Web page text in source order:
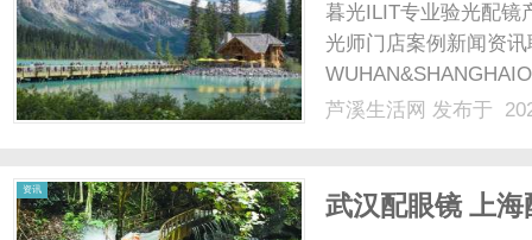
暮光ILIT专业验光配镜
光师门店案例新闻资
配镜的写字楼眼镜店
芦溪生活网 发布于
资讯
武汉配眼镜 上海